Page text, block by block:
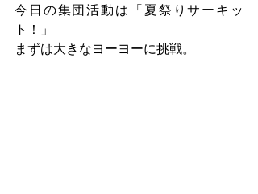
今日の集団活動は「夏祭りサーキッ
ト！」
まずは大きなヨーヨーに挑戦。